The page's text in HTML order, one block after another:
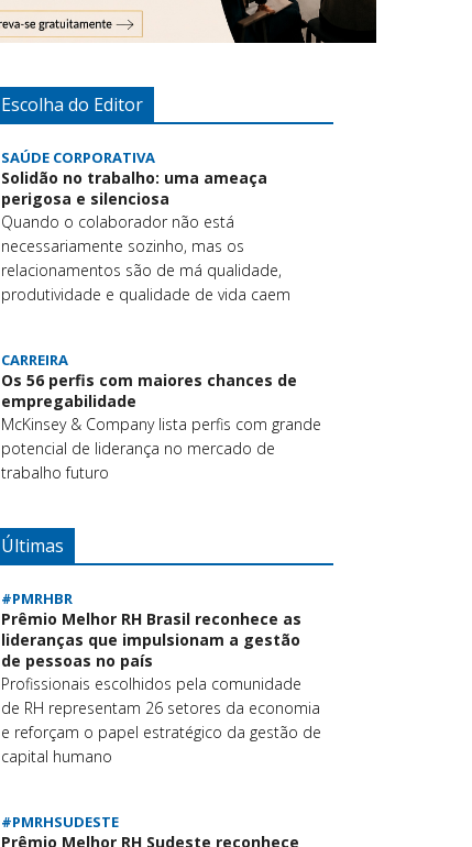
Escolha do Editor
SAÚDE CORPORATIVA
Solidão no trabalho: uma ameaça
perigosa e silenciosa
Quando o colaborador não está
necessariamente sozinho, mas os
relacionamentos são de má qualidade,
produtividade e qualidade de vida caem
CARREIRA
Os 56 perfis com maiores chances de
empregabilidade
McKinsey & Company lista perfis com grande
potencial de liderança no mercado de
trabalho futuro
Últimas
#PMRHBR
Prêmio Melhor RH Brasil reconhece as
lideranças que impulsionam a gestão
de pessoas no país
Profissionais escolhidos pela comunidade
de RH representam 26 setores da economia
e reforçam o papel estratégico da gestão de
capital humano
#PMRHSUDESTE
Prêmio Melhor RH Sudeste reconhece